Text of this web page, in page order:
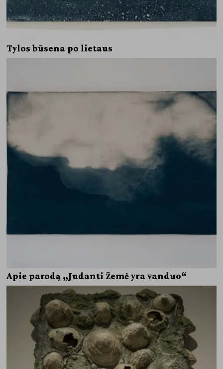
Tylos būsena po lietaus
Apie parodą „Judanti Žemė yra vanduo“